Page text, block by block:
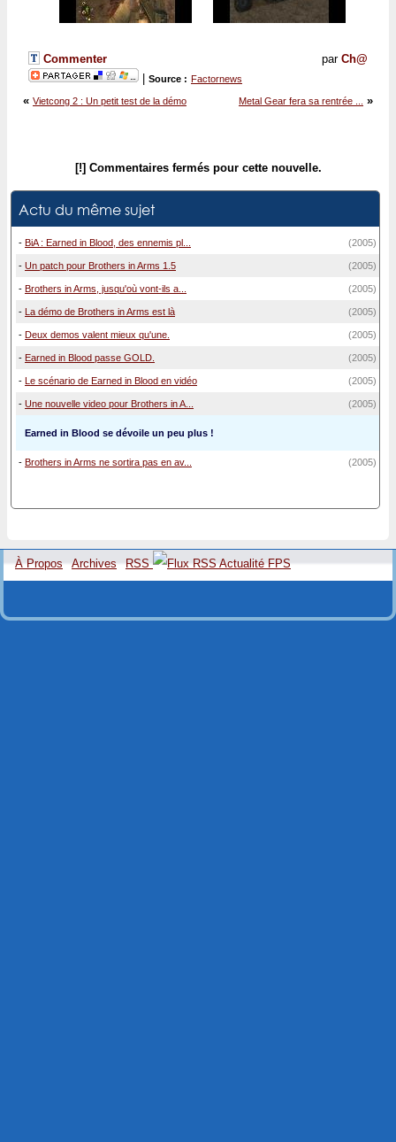
par Ch@
Commenter
Source : Factornews
Metal Gear fera sa rentrée ... »
« Vietcong 2 : Un petit test de la démo
[!] Commentaires fermés pour cette nouvelle.
Actu du même sujet
- BiA : Earned in Blood, des ennemis pl... (2005)
- Un patch pour Brothers in Arms 1.5 (2005)
- Brothers in Arms, jusqu'où vont-ils a... (2005)
- La démo de Brothers in Arms est là (2005)
- Deux demos valent mieux qu'une. (2005)
- Earned in Blood passe GOLD. (2005)
- Le scénario de Earned in Blood en vidéo (2005)
- Une nouvelle video pour Brothers in A... (2005)
Earned in Blood se dévoile un peu plus !
- Brothers in Arms ne sortira pas en av... (2005)
À Propos Archives RSS